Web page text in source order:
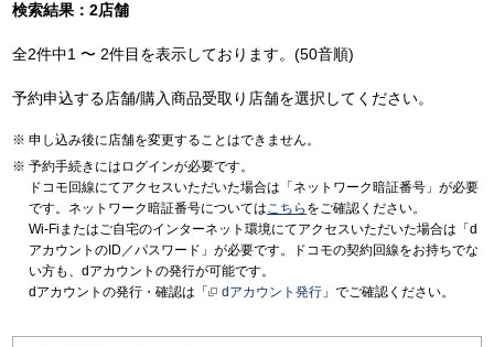
検索結果：2店舗
全2件中1 〜 2件目を表示しております。(50音順)
予約申込する店舗/購入商品受取り店舗を選択してください。
申し込み後に店舗を変更することはできません。
予約手続きにはログインが必要です。
ドコモ回線にてアクセスいただいた場合は「ネットワーク暗証番号」が必要
です。ネットワーク暗証番号についてはこちら をご確認ください。
Wi-Fiまたはご自宅のインターネット環境にてアクセスいただいた場合は「d
アカウントのID／パスワード」が必要です。ドコモの契約回線をお持ちでな
い方も、dアカウントの発行が可能です。
dアカウントの発行・確認は「
dアカウント発行 」でご確認ください。